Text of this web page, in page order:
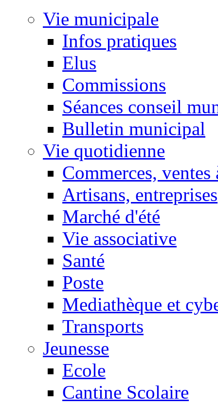
Vie municipale
Infos pratiques
Elus
Commissions
Séances conseil
Bulletin municipal
Vie quotidienne
Commerces, ventes
Artisans, entreprises
Marché d'été
Vie associative
Santé
Poste
Mediathèque et
Transports
Jeunesse
Ecole
Cantine Scolaire